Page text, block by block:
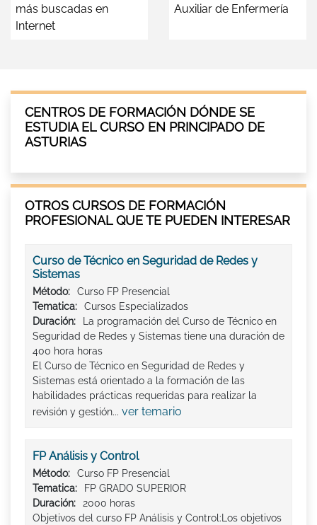
más buscadas en
Internet
Auxiliar de Enfermería
CENTROS DE FORMACIÓN DÓNDE SE
ESTUDIA EL CURSO EN PRINCIPADO DE
ASTURIAS
OTROS CURSOS DE FORMACIÓN
PROFESIONAL QUE TE PUEDEN INTERESAR
Curso de Técnico en Seguridad de Redes y
Sistemas
Método:
Curso FP Presencial
Tematica:
Cursos Especializados
Duración:
La programación del Curso de Técnico en
Seguridad de Redes y Sistemas tiene una duración de
400 hora horas
El Curso de Técnico en Seguridad de Redes y
Sistemas está orientado a la formación de las
habilidades prácticas requeridas para realizar la
revisión y gestión... ver temario
FP Análisis y Control
Método:
Curso FP Presencial
Tematica:
FP GRADO SUPERIOR
Duración:
2000 horas
Objetivos del curso FP Análisis y Control:Los objetivos